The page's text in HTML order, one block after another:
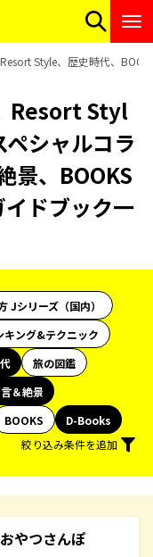
Style、歴史時代、
Resort Styl
シャルコラ
景、BOOKS
ドブック一
Jシリーズ（国内）
キング&テクニック
旅の図鑑
＆絶景
BOOKS
D-Books
絞り込み条件を追加
やつさんぽ